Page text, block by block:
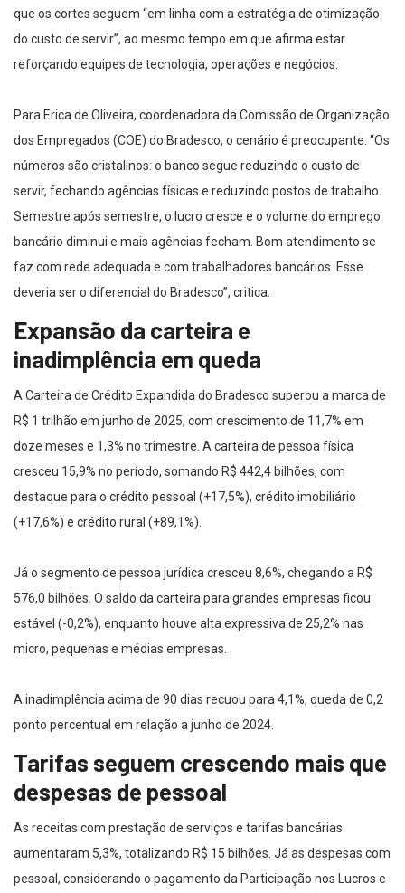
que os cortes seguem “em linha com a estratégia de otimização
do custo de servir”, ao mesmo tempo em que afirma estar
reforçando equipes de tecnologia, operações e negócios.
Para Erica de Oliveira, coordenadora da Comissão de Organização
dos Empregados (COE) do Bradesco, o cenário é preocupante. “Os
números são cristalinos: o banco segue reduzindo o custo de
servir, fechando agências físicas e reduzindo postos de trabalho.
Semestre após semestre, o lucro cresce e o volume do emprego
bancário diminui e mais agências fecham. Bom atendimento se
faz com rede adequada e com trabalhadores bancários. Esse
deveria ser o diferencial do Bradesco”, critica.
Expansão da carteira e
inadimplência em queda
A Carteira de Crédito Expandida do Bradesco superou a marca de
R$ 1 trilhão em junho de 2025, com crescimento de 11,7% em
doze meses e 1,3% no trimestre. A carteira de pessoa física
cresceu 15,9% no período, somando R$ 442,4 bilhões, com
destaque para o crédito pessoal (+17,5%), crédito imobiliário
(+17,6%) e crédito rural (+89,1%).
Já o segmento de pessoa jurídica cresceu 8,6%, chegando a R$
576,0 bilhões. O saldo da carteira para grandes empresas ficou
estável (-0,2%), enquanto houve alta expressiva de 25,2% nas
micro, pequenas e médias empresas.
A inadimplência acima de 90 dias recuou para 4,1%, queda de 0,2
ponto percentual em relação a junho de 2024.
Tarifas seguem crescendo mais que
despesas de pessoal
As receitas com prestação de serviços e tarifas bancárias
aumentaram 5,3%, totalizando R$ 15 bilhões. Já as despesas com
pessoal, considerando o pagamento da Participação nos Lucros e